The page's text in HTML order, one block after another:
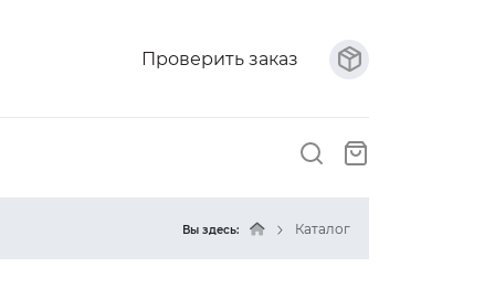
Проверить заказ
Вы здесь: Каталог